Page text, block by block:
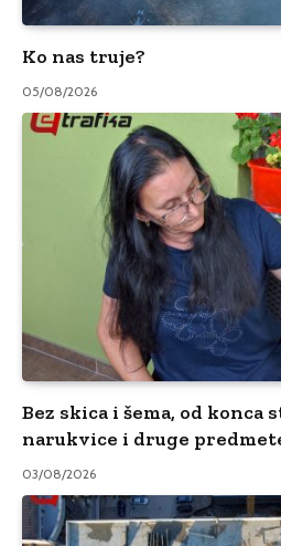
Ko nas truje?
05/08/2026
Bez skica i šema, od konca
narukvice i druge
03/08/2026